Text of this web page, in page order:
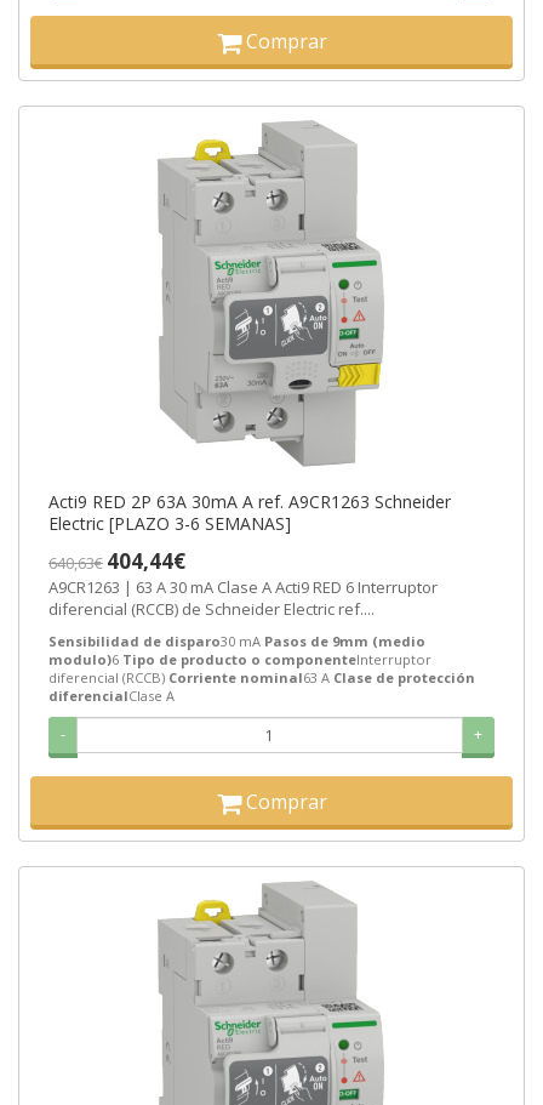
Comprar
Acti9 RED 2P 63A 30mA A ref. A9CR1263 Schneider
Electric [PLAZO 3-6 SEMANAS]
640,63€ 404,44€
A9CR1263 | 63 A 30 mA Clase A Acti9 RED 6 Interruptor
diferencial (RCCB) de Schneider Electric ref....
Sensibilidad de disparo30 mA Pasos de 9mm (medio
modulo)6 Tipo de producto o componenteInterruptor
diferencial (RCCB) Corriente nominal63 A Clase de protección
diferencialClase A
- +
Comprar